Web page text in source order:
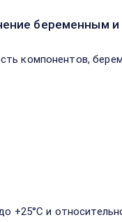
беременным
компонентов,
+25°С и